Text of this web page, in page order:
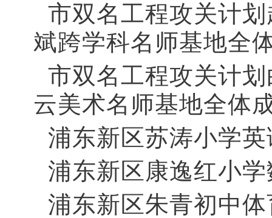
市双名工程攻关计
斌跨学科名师基地全
市双名工程攻关计
云美术名师基地全体
浦东新区苏涛小学
浦东新区康逸红小
浦东新区朱青初中